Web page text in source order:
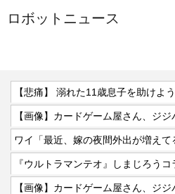
ロボットニュース
【悲痛】 溺れた11歳息子を助け
【画像】カードゲーム屋さん、ジ
『ウルトラマンテオ』しまじろう
【画像】カードゲーム屋さん、ジ